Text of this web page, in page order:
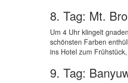
8. Tag: Mt.
Um 4 Uhr klingelt
schönsten Farben
ins Hotel zum
9. Tag: